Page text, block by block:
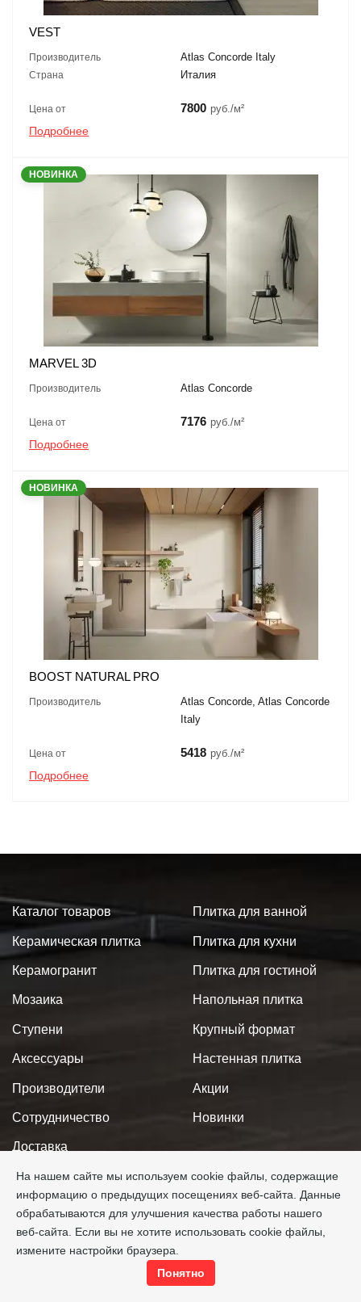
VEST
Производитель Atlas Concorde Italy
Страна Италия
Цена от 7800 руб./м²
Подробнее
НОВИНКА
MARVEL 3D
Производитель Atlas Concorde
Цена от 7176 руб./м²
Подробнее
НОВИНКА
BOOST NATURAL PRO
Производитель
Atlas Concorde, Atlas Concorde
Italy
Цена от 5418 руб./м²
Подробнее
Каталог товаров
Керамическая плитка
Керамогранит
Мозаика
Ступени
Аксессуары
Плитка для ванной
Плитка для кухни
Плитка для гостиной
Напольная плитка
Крупный формат
Настенная плитка
Производители
Сотрудничество
Доставка
Оплата
Новости
Проект 3D
Акции
Новинки
На нашем сайте мы используем cookie файлы, содержащие
информацию о предыдущих посещениях веб-сайта. Данные
обрабатываются для улучшения качества работы нашего
веб-сайта. Если вы не хотите использовать cookie файлы,
измените настройки браузера.
Понятно